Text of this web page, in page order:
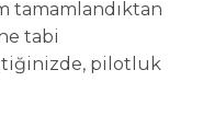
tamamlandıktan
tabi
pilotluk